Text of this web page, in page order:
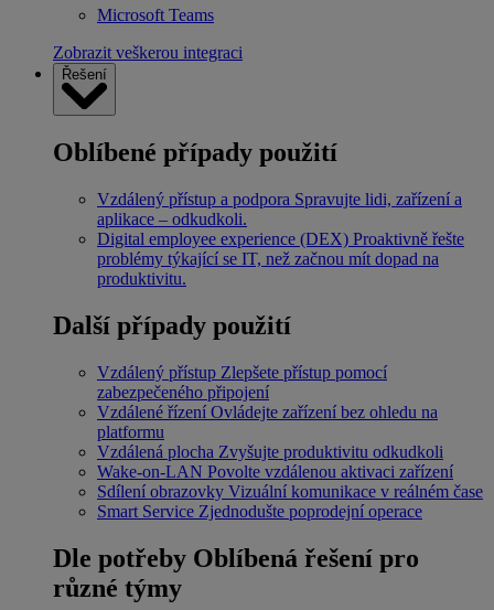
Microsoft Teams
Zobrazit veškerou integraci
Řešení
Oblíbené případy použití
Vzdálený přístup a podpora Spravujte lidi, zařízení a
aplikace – odkudkoli.
Digital employee experience (DEX) Proaktivně řešte
problémy týkající se IT, než začnou mít dopad na
produktivitu.
Další případy použití
Vzdálený přístup Zlepšete přístup pomocí
zabezpečeného připojení
Vzdálené řízení Ovládejte zařízení bez ohledu na
platformu
Vzdálená plocha Zvyšujte produktivitu odkudkoli
Wake-on-LAN Povolte vzdálenou aktivaci zařízení
Sdílení obrazovky Vizuální komunikace v reálném čase
Smart Service Zjednodušte poprodejní operace
Dle potřeby Oblíbená řešení pro
různé týmy